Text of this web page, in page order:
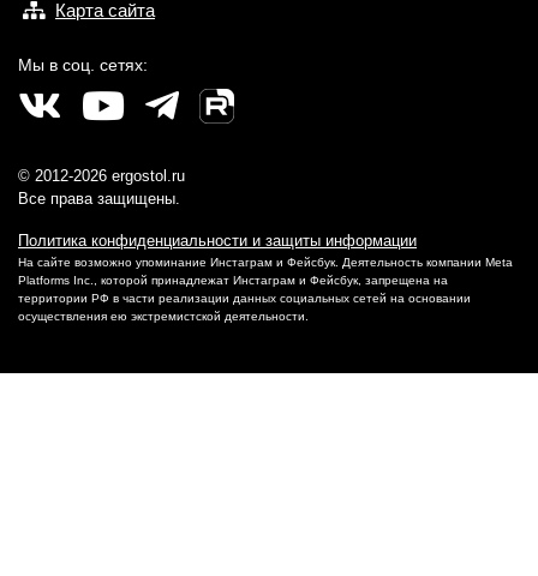
Карта сайта
Мы в соц. сетях:
© 2012-2026 ergostol.ru
Все права защищены.
Политика конфиденциальности и защиты информации
На сайте возможно упоминание Инстаграм и Фейсбук. Деятельность компании Meta
Platforms Inc., которой принадлежат Инстаграм и Фейсбук, запрещена на
территории РФ в части реализации данных социальных сетей на основании
осуществления ею экстремистской деятельности.